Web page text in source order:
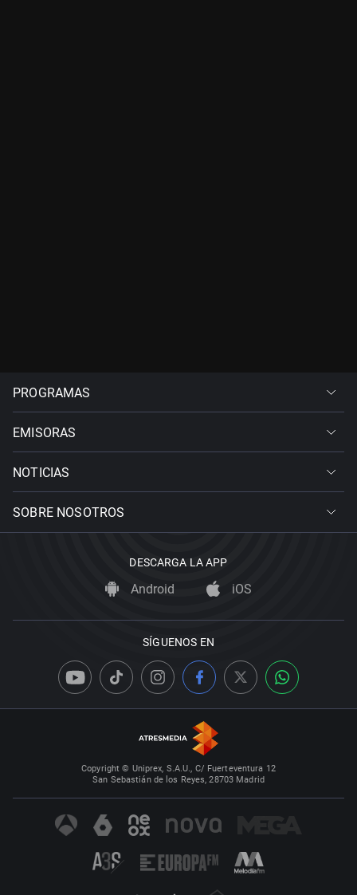
PROGRAMAS
EMISORAS
NOTICIAS
SOBRE NOSOTROS
DESCARGA LA APP
Android iOS
SÍGUENOS EN
Copyright © Uniprex, S.A.U., C/ Fuerteventura 12
San Sebastián de los Reyes, 28703 Madrid